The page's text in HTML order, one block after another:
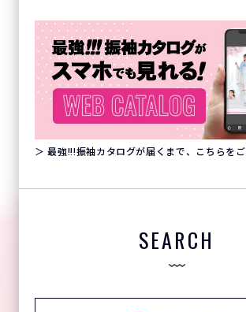
＞ 最強!!!振袖カタログが届くまで、こちらを
SEARCH